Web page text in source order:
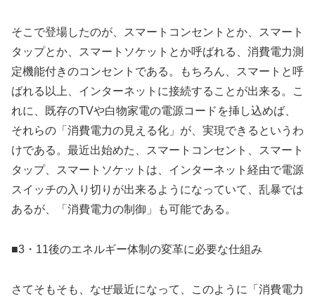
そこで登場したのが、スマートコンセントとか、スマート
タップとか、スマートソケットとか呼ばれる、消費電力測
定機能付きのコンセントである。もちろん、スマートと呼
ばれる以上、インターネットに接続することが出来る。こ
れに、既存のTVや白物家電の電源コードを挿し込めば、
それらの「消費電力の見える化」が、実現できるというわ
けである。最近出始めた、スマートコンセント、スマート
タップ、スマートソケットは、インターネット経由で電源
スイッチの入り切りが出来るようになっていて、乱暴では
あるが、「消費電力の制御」も可能である。
■3・11後のエネルギー体制の変革に必要な仕組み
さてそもそも、なぜ最近になって、このように「消費電力